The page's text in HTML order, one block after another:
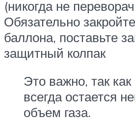
(никогда не
Обязательно
баллона, поставьте
защитный колпак
Это важно, так
всегда остается
объем газа.